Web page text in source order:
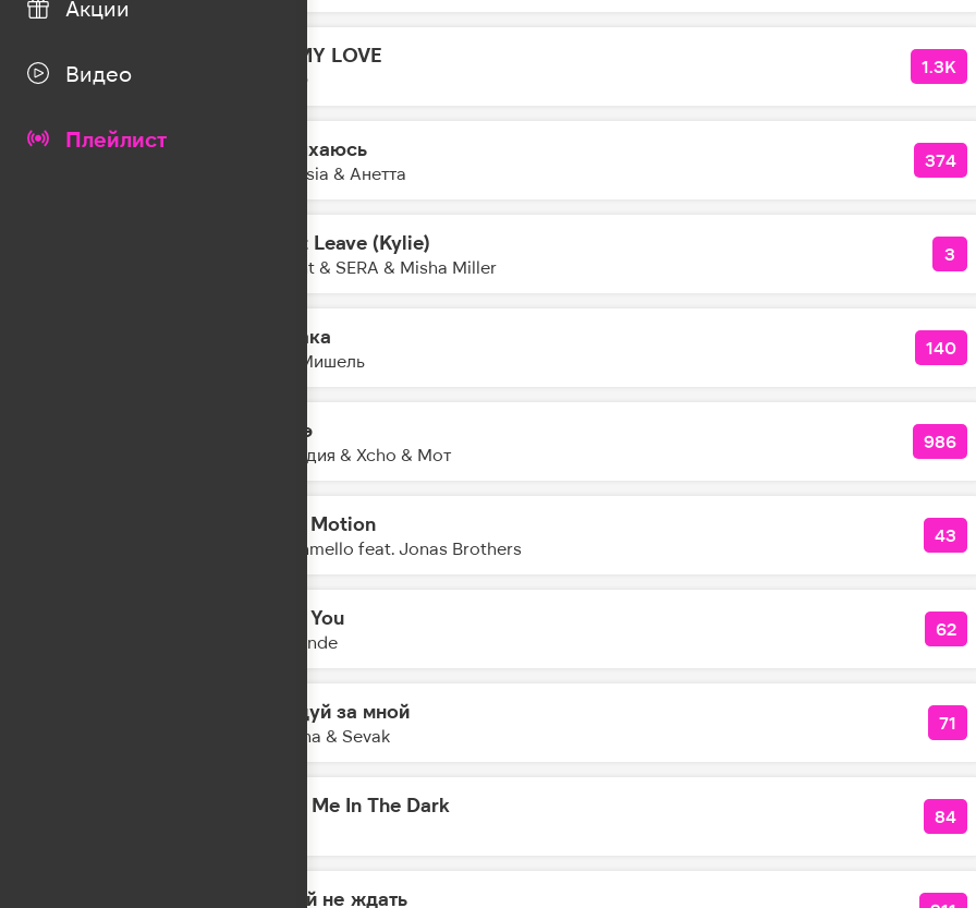
Акции
Видео
Плейлист
12:30 OH MY LOVE
LYRIQ
1.3K
Задыхаюсь
Amnesia & Анетта
374
Don't Leave (Kylie)
Akcent & SERA & Misha Miller
3
Облака
Моя Мишель
140
Шадэ
By Индия & Xcho & Мот
986
Slow Motion
Marshmello feat. Jonas Brothers
43
Over You
Klingande
62
Следуй за мной
Gayana & Sevak
71
Meet Me In The Dark 84
Давай не ждать